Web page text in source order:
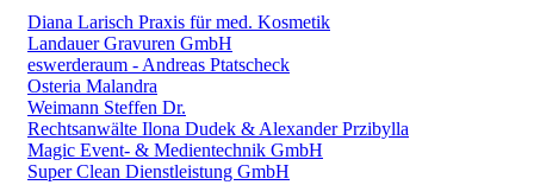
Diana Larisch Praxis für med. Kosmetik
Landauer Gravuren GmbH
eswerderaum - Andreas Ptatscheck
Osteria Malandra
Weimann Steffen Dr.
Rechtsanwälte Ilona Dudek & Alexander Przibylla
Magic Event- & Medientechnik GmbH
Super Clean Dienstleistung GmbH